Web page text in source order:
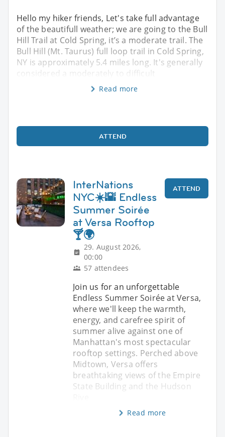
Hello my hiker friends, Let's take full advantage
of the beautifull weather; we are going to the Bull
Hill Trail at Cold Spring, it’s a moderate trail. The
Bull Hill (Mt. Taurus) full loop trail in Cold Spring,
NY is approximately 5.4 miles long. It's generally
considered a moderately to difficult
Read more
ATTEND
InterNations
NYC☀️🌇 Endless
Summer Soirée
at Versa Rooftop
🍸🌍
29. August 2026,
00:00
57 attendees
ATTEND
Join us for an unforgettable
Endless Summer Soirée at Versa,
where we'll keep the warmth,
energy, and carefree spirit of
summer alive against one of
Manhattan's most spectacular
rooftop settings. Perched above
Midtown, Versa offers
breathtaking views of the Empire
State Building and the Hudson
Read more